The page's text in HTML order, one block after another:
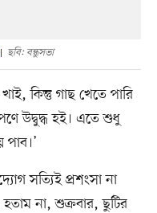
ছবি: বন্ধুসভা
কিন্তু গাছ খেতে পারি
উদ্বুদ্ধ হই। এতে শুধু
সত্যিই প্রশংসা না
না, শুক্রবার, ছুটির